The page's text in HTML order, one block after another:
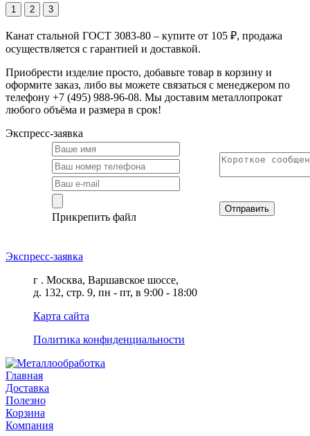
1 2 3
Канат стальной ГОСТ 3083-80 – купите от 105 ₽, продажа
осуществляется с гарантией и доставкой.
Приобрести изделие просто, добавьте товар в корзину и
оформите заказ, либо вы можете связаться с менеджером по
телефону +7 (495) 988-96-08. Мы доставим металлопрокат
любого объёма и размера в срок!
Экспресс-заявка
Прикрепить файл
Отправить
Экспресс-заявка
г . Москва, Варшавское шоссе,
д. 132, стр. 9, пн - пт, в 9:00 - 18:00
Карта сайта
Политика конфиденциальности
Главная
Доставка
Полезно
Корзина
Компания